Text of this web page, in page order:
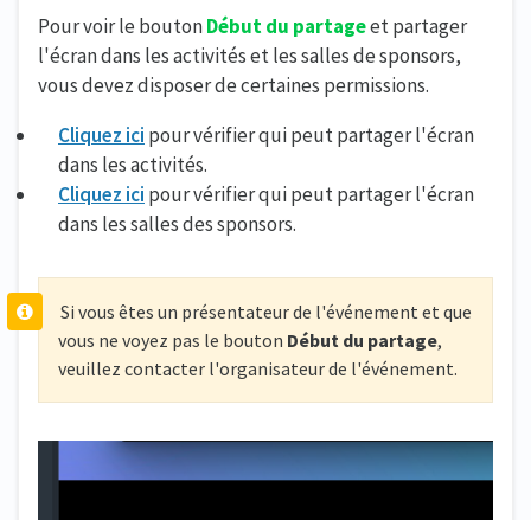
Pour voir le boutonDébut du partageet partager
l'écran dans les activités et les salles de sponsors,
vous devez disposer de certaines permissions.
Cliquez ici pour vérifier qui peut partager l'écran
dans les activités.
Cliquez ici pour vérifier qui peut partager l'écran
dans les salles des sponsors.
Si vous êtes un présentateur de l'événement et que
vous ne voyez pas le bouton Début du partage,
veuillez contacter l'organisateur de l'événement.